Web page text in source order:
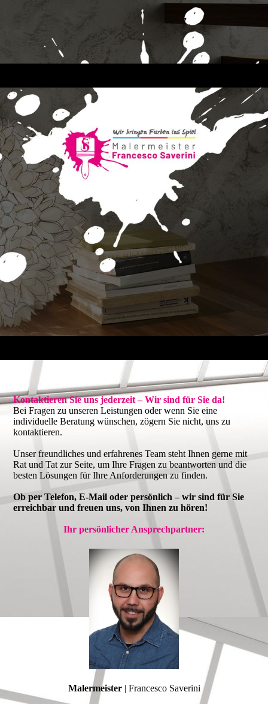
Kontaktieren Sie uns jederzeit – Wir sind für Sie da!
Bei Fragen zu unseren Leistungen oder wenn Sie eine
individuelle Beratung wünschen, zögern Sie nicht, uns zu
kontaktieren.
Unser freundliches und erfahrenes Team steht Ihnen gerne mit
Rat und Tat zur Seite, um Ihre Fragen zu beantworten und die
besten Lösungen für Ihre Anforderungen zu finden.
Ob per Telefon, E-Mail oder persönlich – wir sind für Sie
erreichbar und freuen uns, von Ihnen zu hören!
Ihr persönlicher Ansprechpartner:
Malermeister| Francesco Saverini